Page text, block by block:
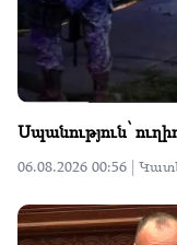
Սպանություն՝
06.08.2026 00:56 |